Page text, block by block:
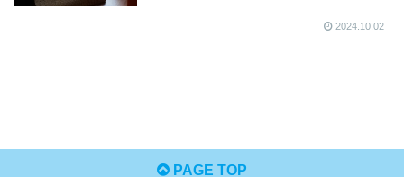
2024.10.02
PAGE TOP